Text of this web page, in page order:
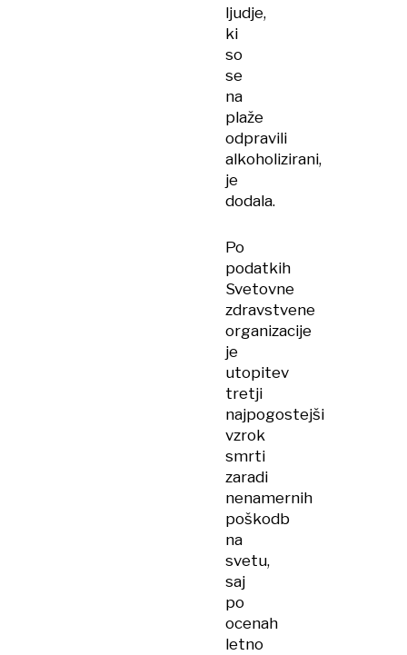
ljudje,
ki
so
se
na
plaže
odpravili
alkoholizirani,
je
dodala.
Po
podatkih
Svetovne
zdravstvene
organizacije
je
utopitev
tretji
najpogostejši
vzrok
smrti
zaradi
nenamernih
poškodb
na
svetu,
saj
po
ocenah
letno